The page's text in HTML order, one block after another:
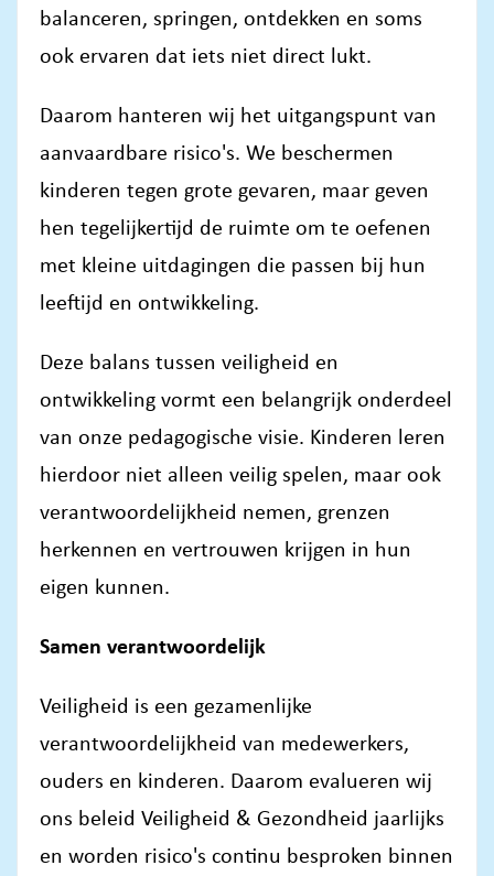
balanceren, springen, ontdekken en soms
ook ervaren dat iets niet direct lukt.
Daarom hanteren wij het uitgangspunt van
aanvaardbare risico's. We beschermen
kinderen tegen grote gevaren, maar geven
hen tegelijkertijd de ruimte om te oefenen
met kleine uitdagingen die passen bij hun
leeftijd en ontwikkeling.
Deze balans tussen veiligheid en
ontwikkeling vormt een belangrijk onderdeel
van onze pedagogische visie. Kinderen leren
hierdoor niet alleen veilig spelen, maar ook
verantwoordelijkheid nemen, grenzen
herkennen en vertrouwen krijgen in hun
eigen kunnen.
Samen verantwoordelijk
Veiligheid is een gezamenlijke
verantwoordelijkheid van medewerkers,
ouders en kinderen. Daarom evalueren wij
ons beleid Veiligheid & Gezondheid jaarlijks
en worden risico's continu besproken binnen